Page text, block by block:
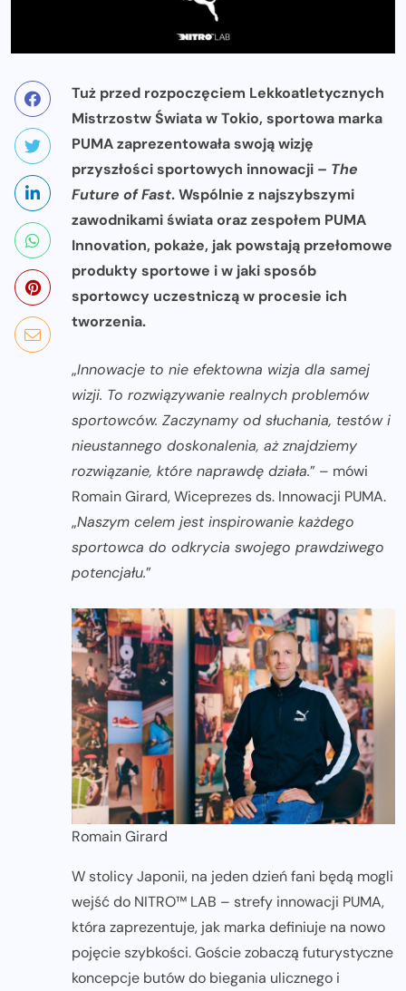
Tuż przed rozpoczęciem Lekkoatletycznych
Mistrzostw Świata w Tokio, sportowa marka
PUMA zaprezentowała swoją wizję
przyszłości sportowych innowacji – The
Future of Fast. Wspólnie z najszybszymi
zawodnikami świata oraz zespołem PUMA
Innovation, pokaże, jak powstają przełomowe
produkty sportowe i w jaki sposób
sportowcy uczestniczą w procesie ich
tworzenia.
„Innowacje to nie efektowna wizja dla samej
wizji. To rozwiązywanie realnych problemów
sportowców. Zaczynamy od słuchania, testów i
nieustannego doskonalenia, aż znajdziemy
rozwiązanie, które naprawdę działa.” – mówi
Romain Girard, Wiceprezes ds. Innowacji PUMA.
„Naszym celem jest inspirowanie każdego
sportowca do odkrycia swojego prawdziwego
potencjału.”
Romain Girard
W stolicy Japonii, na jeden dzień fani będą mogli
wejść do NITRO™ LAB – strefy innowacji PUMA,
która zaprezentuje, jak marka definiuje na nowo
pojęcie szybkości. Goście zobaczą futurystyczne
koncepcje butów do biegania ulicznego i